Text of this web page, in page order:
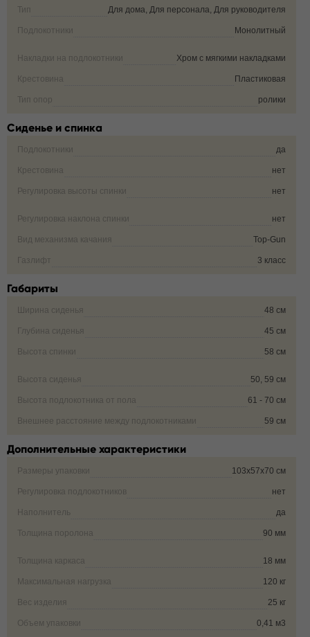
Тип Для дома, Для персонала, Для руководителя
Подлокотники Монолитный
Накладки на подлокотники Хром с мягкими накладками
Крестовина Пластиковая
Тип опор ролики
Сиденье и спинка
Подлокотники да
Крестовина нет
Регулировка высоты спинки нет
Регулировка наклона спинки нет
Вид механизма качания Top-Gun
Газлифт 3 класс
Габариты
Ширина сиденья 48 см
Глубина сиденья 45 см
Высота спинки 58 см
Высота сиденья 50, 59 см
Высота подлокотника от пола 61 - 70 см
Внешнее расстояние между подлокотниками 59 см
Дополнительные характеристики
Размеры упаковки 103х57х70 см
Регулировка подлокотников нет
Наполнитель да
Толщина поролона 90 мм
Толщина каркаса 18 мм
Максимальная нагрузка 120 кг
Вес изделия 25 кг
Объем упаковки 0,41 м3